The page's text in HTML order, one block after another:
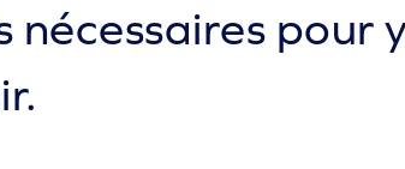
nécessaires pour